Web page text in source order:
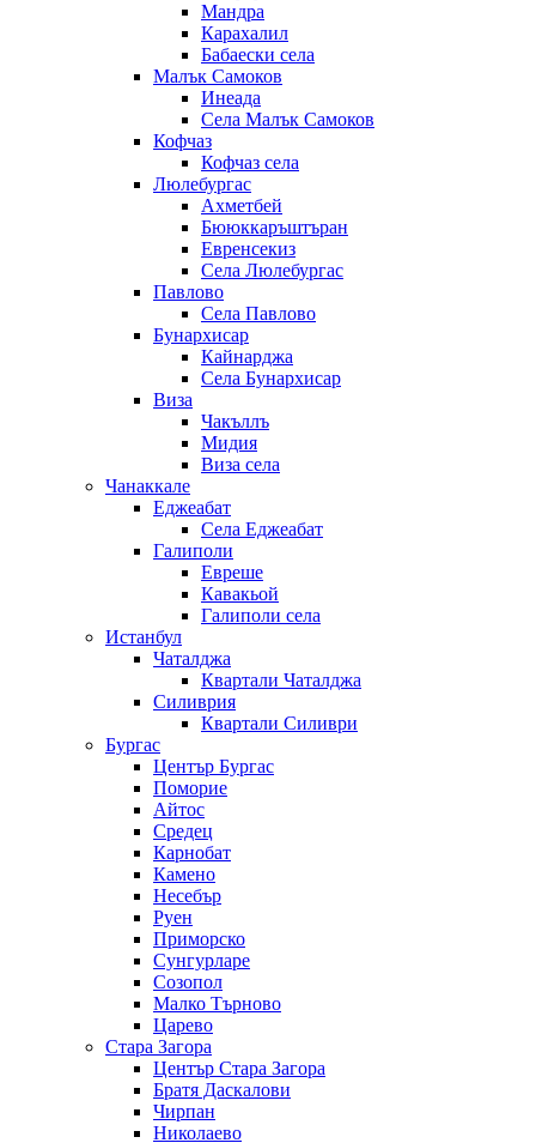
Мандра
Карахалил
Бабаески села
Малък Самоков
Инеада
Села Малък Самоков
Кофчаз
Кофчаз села
Люлебургас
Ахметбей
Бююккаръштъран
Евренсекиз
Села Люлебургас
Павлово
Села Павлово
Бунархисар
Кайнарджа
Села Бунархисар
Виза
Чакъллъ
Мидия
Виза села
Чанаккале
Еджеабат
Села Еджеабат
Галиполи
Евреше
Кавакьой
Галиполи села
Истанбул
Чаталджа
Квартали Чаталджа
Силиврия
Квартали Силиври
Бургас
Център Бургас
Поморие
Айтос
Средец
Карнобат
Камено
Несебър
Руен
Приморско
Сунгурларе
Созопол
Малко Търново
Царево
Стара Загора
Център Стара Загора
Братя Даскалови
Чирпан
Николаево